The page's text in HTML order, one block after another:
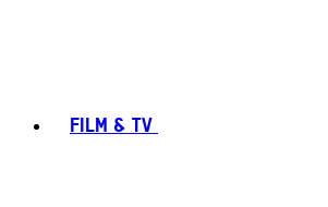
FILM & TV